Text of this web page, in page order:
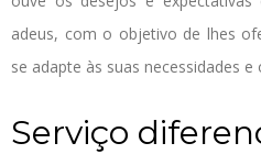
adeus, com o objetivo de lhes
se adapte às suas necessidades e
Serviço